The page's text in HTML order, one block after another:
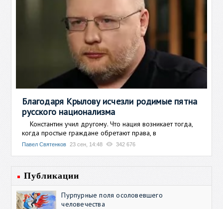
Благодаря Крылову исчезли родимые пятна
русского национализма
Константин учил другому. Что нация возникает тогда,
когда простые граждане обретают права, в
Павел Святенков 23 сен, 14:48 342 676
Публикации
Пурпурные поля осоловевшего
человечества